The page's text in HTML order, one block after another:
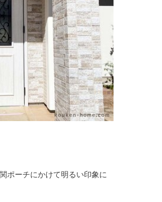
ポーチにかけて明るい印象に